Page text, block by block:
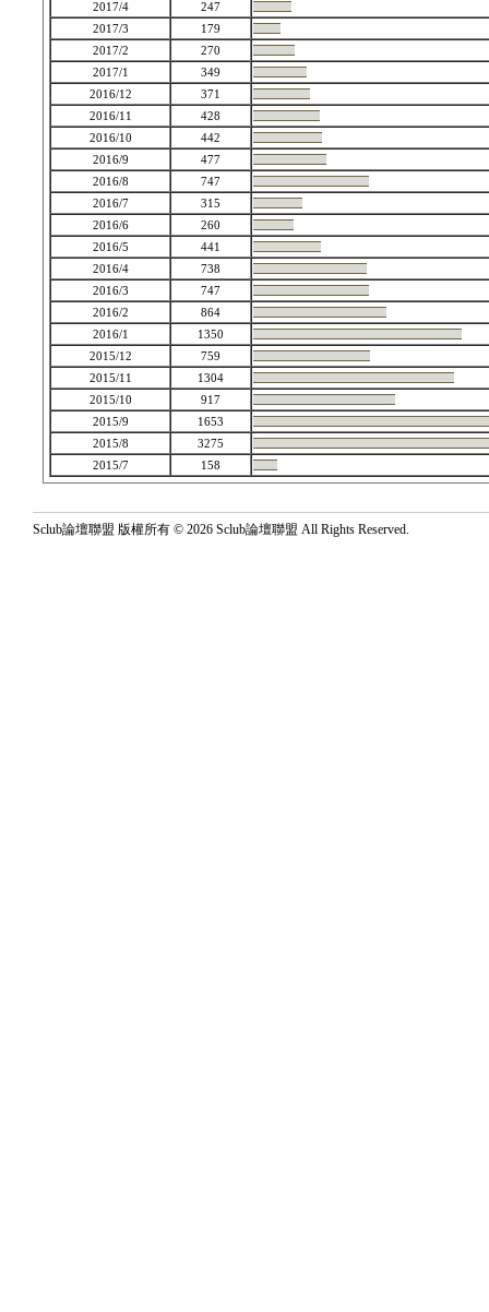
2017/4
247
2017/3
179
2017/2
270
2017/1
349
2016/12
371
2016/11
428
2016/10
442
2016/9
477
2016/8
747
2016/7
315
2016/6
260
2016/5
441
2016/4
738
2016/3
747
2016/2
864
2016/1
1350
2015/12
759
2015/11
1304
2015/10
917
2015/9
1653
2015/8
3275
2015/7
158
Sclub論壇聯盟 版權所有 © 2026 Sclub論壇聯盟 All Rights Reserved.